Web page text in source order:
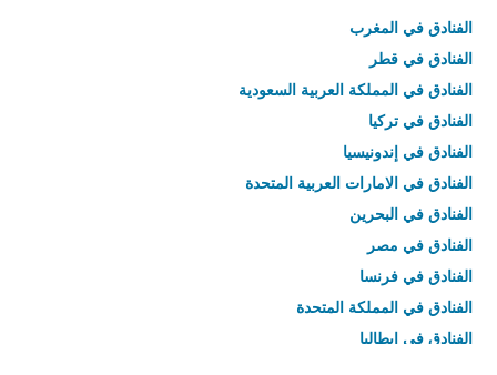
الفنادق في المغرب
الفنادق في قطر
الفنادق في المملكة العربية السعودية
الفنادق في تركيا
الفنادق في إندونيسيا
الفنادق في الامارات العربية المتحدة
الفنادق في البحرين
الفنادق في مصر
الفنادق في فرنسا
الفنادق في المملكة المتحدة
الفنادق في إيطاليا